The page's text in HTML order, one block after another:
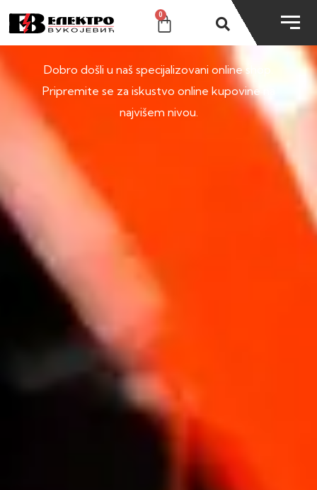
0
SHOP
Dobro došli u naš specijalizovani online shop.
Pripremite se za iskustvo online kupovine na
najvišem nivou.